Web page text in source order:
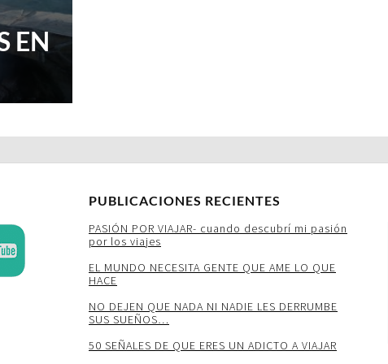
EN
PUBLICACIONES RECIENTES
PASIÓN POR VIAJAR- cuando descubrí mi pasión
por los viajes
EL MUNDO NECESITA GENTE QUE AME LO QUE
HACE
NO DEJEN QUE NADA NI NADIE LES DERRUMBE
SUS SUEÑOS…
50 SEÑALES DE QUE ERES UN ADICTO A VIAJAR